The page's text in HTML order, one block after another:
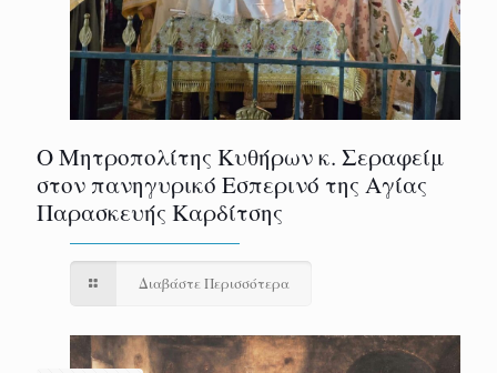
Ο Μητροπολίτης Κυθήρων κ. Σεραφείμ
στον πανηγυρικό Εσπερινό της Αγίας
Παρασκευής Καρδίτσης
Διαβάστε Περισσότερα